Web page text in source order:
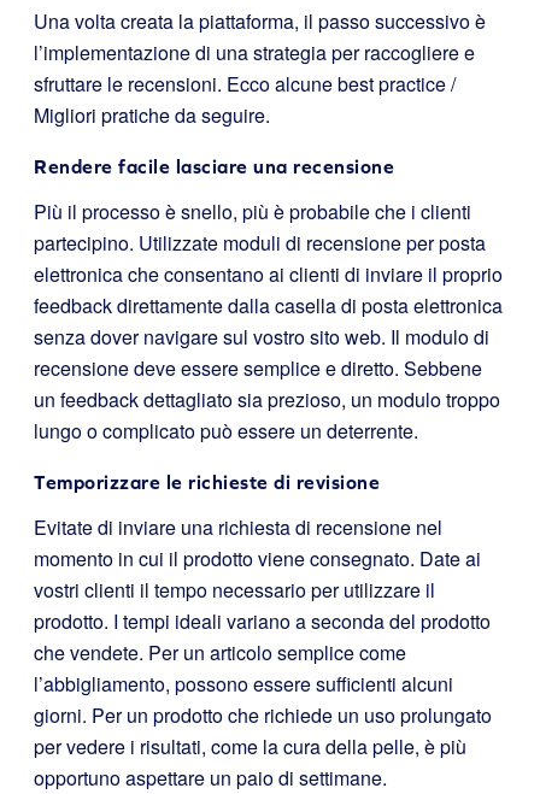
Una volta creata la piattaforma, il passo successivo è
l’implementazione di una strategia per raccogliere e
sfruttare le recensioni. Ecco alcune best practice /
Migliori pratiche da seguire.
Rendere facile lasciare una recensione
Più il processo è snello, più è probabile che i clienti
partecipino. Utilizzate moduli di recensione per posta
elettronica che consentano ai clienti di inviare il proprio
feedback direttamente dalla casella di posta elettronica
senza dover navigare sul vostro sito web. Il modulo di
recensione deve essere semplice e diretto. Sebbene
un feedback dettagliato sia prezioso, un modulo troppo
lungo o complicato può essere un deterrente.
Temporizzare le richieste di revisione
Evitate di inviare una richiesta di recensione nel
momento in cui il prodotto viene consegnato. Date ai
vostri clienti il tempo necessario per utilizzare il
prodotto. I tempi ideali variano a seconda del prodotto
che vendete. Per un articolo semplice come
l’abbigliamento, possono essere sufficienti alcuni
giorni. Per un prodotto che richiede un uso prolungato
per vedere i risultati, come la cura della pelle, è più
opportuno aspettare un paio di settimane.